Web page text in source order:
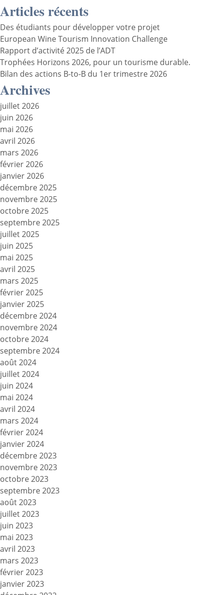
Articles récents
Des étudiants pour développer votre projet
European Wine Tourism Innovation Challenge
Rapport d’activité 2025 de l’ADT
Trophées Horizons 2026, pour un tourisme durable.
Bilan des actions B-to-B du 1er trimestre 2026
Archives
juillet 2026
juin 2026
mai 2026
avril 2026
mars 2026
février 2026
janvier 2026
décembre 2025
novembre 2025
octobre 2025
septembre 2025
juillet 2025
juin 2025
mai 2025
avril 2025
mars 2025
février 2025
janvier 2025
décembre 2024
novembre 2024
octobre 2024
septembre 2024
août 2024
juillet 2024
juin 2024
mai 2024
avril 2024
mars 2024
février 2024
janvier 2024
décembre 2023
novembre 2023
octobre 2023
septembre 2023
août 2023
juillet 2023
juin 2023
mai 2023
avril 2023
mars 2023
février 2023
janvier 2023